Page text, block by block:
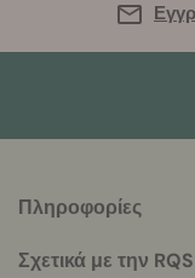
More
info
Πληροφορίες
Σχετικά με την RQS